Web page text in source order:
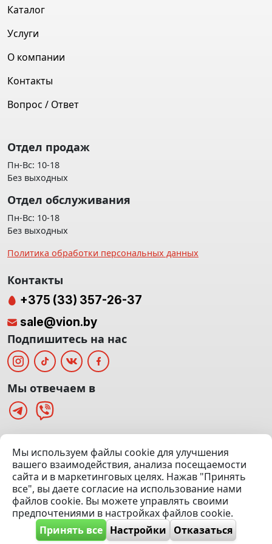
(Офис: 5 этаж | Осмотр авто: 5 этаж)
Посмотреть на карте
© 2020 — 2026 VION.BY — Продажа, выкуп и обмен | УНП
192961100 |Эвакуатор Минск
Каталог
Услуги
О компании
Контакты
Вопрос / Ответ
Отдел продаж
Пн-Вс: 10-18
Без выходных
Отдел обслуживания
Пн-Вс: 10-18
Без выходных
Политика обработки персональных данных
Мы используем файлы cookie для улучшения
вашего взаимодействия, анализа посещаемости
сайта и в маркетинговых целях. Нажав "Принять
все", вы даете согласие на использование нами
файлов cookie. Вы можете управлять своими
предпочтениями в настройках файлов cookie.
Принять все Настройки Отказаться
Контакты
+375 (33) 357-26-37
sale@vion.by
Подпишитесь на нас
Мы отвечаем в